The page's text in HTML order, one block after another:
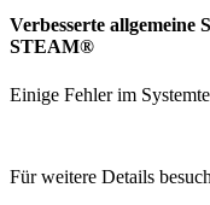
Verbesserte allgemeine
STEAM®
Einige Fehler im
Für weitere Details